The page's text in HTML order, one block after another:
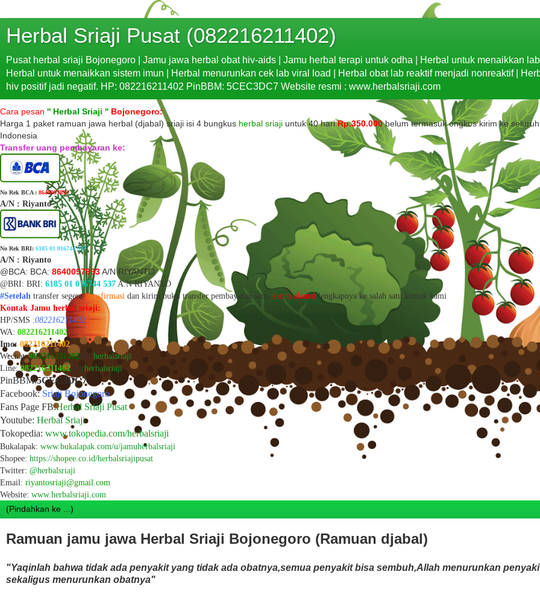
Herbal Sriaji Pusat (082216211402)
Pusat herbal sriaji Bojonegoro | Jamu jawa herbal obat hiv-aids | Jamu herbal terapi untuk odha | Herbal untuk menaikkan
Herbal untuk menaikkan sistem imun | Herbal menurunkan cek lab viral load | Herbal obat lab reaktif menjadi nonreaktif |
hiv positif jadi negatif. HP: 082216211402 PinBBM: 5CEC3DC7 Website resmi : www.herbalsriaji.com
Cara pesan '' Herbal Sriaji '' Bojonegoro:
Harga 1 paket ramuan jawa herbal (djabal) sriaji isi 4 bungkus herbal sriaji untuk 40 hariRp.350.000belum termasuk ongkos kirim ke seluruh
Indonesia
Transfer uang pembayaran ke:
No Rek BCA : 8640097893
A/N : Riyanto
No Rek BRI: 6185 01 016744 537
A/N : Riyanto
@BCA: BCA: 8640097893A/N RIYANTO
@BRI: BRI: 6185 01 016744 537 A.N RIYANTO
#Setelah transfer segerakonsfirmasi dan kirim bukti transfer pembayaran serta kirim alamatlengkapnya ke salah satu kontak kami
Kontak Jamu herbal sriaji:
HP/SMS :082216211402
WA: 082216211402
Imo: 082216211402
Wechat:082216211402 /ID:herbalsriaji
Line:082216211402/ID:herbalsriaji
PinBBM:5CEC3DC7
Facebook:Sriaji Bojonegoro
Fans Page FB:Herbal Sriaji Pusat
Youtube: Herbal Sriaji
Tokopedia: www.tokopedia.com/herbalsriaji
Bukalapak: www.bukalapak.com/u/jamuherbalsriaji
Shopee: https://shopee.co.id/herbalsriajipusat
Twitter: @herbalsriaji
Email: riyantosriaji@gmail.com
Website: www.herbalsriaji.com
Ramuan jamu jawa Herbal Sriaji Bojonegoro (Ramuan djabal)
"Yaqinlah bahwa tidak ada penyakit yang tidak ada obatnya,semua penyakit bisa sembuh,Allah menurunkan
sekaligus menurunkan obatnya"